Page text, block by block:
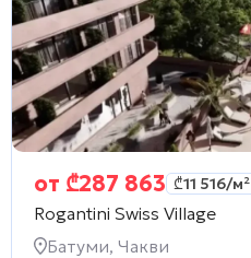
от ₾287 863 ₾11 516/м²
Rogantini Swiss Village
Батуми, Чакви